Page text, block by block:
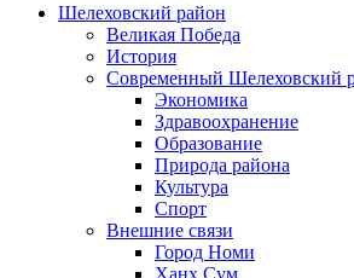
Шелеховский район
Великая Победа
История
Современный Шелеховский
Экономика
Здравоохранение
Образование
Природа района
Культура
Спорт
Внешние связи
Город Номи
Ханх Сум